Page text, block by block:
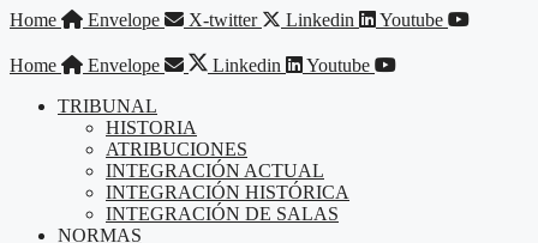
Saltar
contenido
Home Envelope X-twitter Linkedin Youtube
Home Envelope Linkedin
Youtube
TRIBUNAL
HISTORIA
ATRIBUCIONES
INTEGRACIÓN ACTUAL
INTEGRACIÓN HISTÓRICA
INTEGRACIÓN DE SALAS
NORMAS